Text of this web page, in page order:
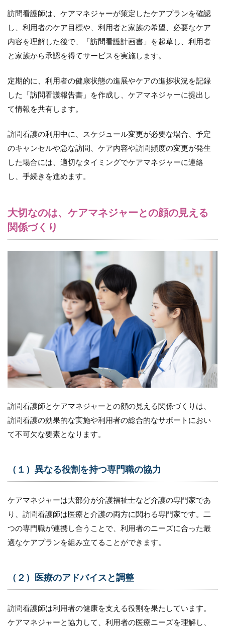
訪問看護師は、ケアマネジャーが策定したケアプランを確認
し、利用者のケア目標や、利用者と家族の希望、必要なケア
内容を理解した後で、「訪問看護計画書」を起草し、利用者
と家族から承認を得てサービスを実施します。
定期的に、利用者の健康状態の進展やケアの進捗状況を記録
した「訪問看護報告書」を作成し、ケアマネジャーに提出し
て情報を共有します。
訪問看護の利用中に、スケジュール変更が必要な場合、予定
のキャンセルや急な訪問、ケア内容や訪問頻度の変更が発生
した場合には、適切なタイミングでケアマネジャーに連絡
し、手続きを進めます。
大切なのは、ケアマネジャーとの顔の見える
関係づくり
訪問看護師とケアマネジャーとの顔の見える関係づくりは、
訪問看護の効果的な実施や利用者の総合的なサポートにおい
て不可欠な要素となります。
（１）異なる役割を持つ専門職の協力
ケアマネジャーは大部分が介護福祉士など介護の専門家であ
り、訪問看護師は医療と介護の両方に関わる専門家です。二
つの専門職が連携し合うことで、利用者のニーズに合った最
適なケアプランを組み立てることができます。
（２）医療のアドバイスと調整
訪問看護師は利用者の健康を支える役割を果たしています。
ケアマネジャーと協力して、利用者の医療ニーズを理解し、